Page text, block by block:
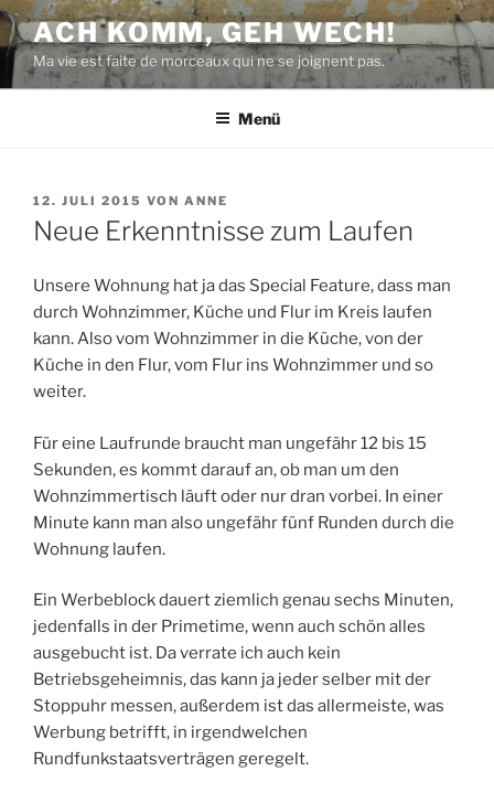
Zum
Inhalt
springen
ACH KOMM, GEH WECH!
Ma vie est faite de morceaux qui ne se joignent pas.
Menü
VERÖFFENTLICHT
AM
12. JULI 2015 VON ANNE
Neue Erkenntnisse zum Laufen
Unsere Wohnung hat ja das Special Feature, dass man
durch Wohnzimmer, Küche und Flur im Kreis laufen
kann. Also vom Wohnzimmer in die Küche, von der
Küche in den Flur, vom Flur ins Wohnzimmer und so
weiter.
Für eine Laufrunde braucht man ungefähr 12 bis 15
Sekunden, es kommt darauf an, ob man um den
Wohnzimmertisch läuft oder nur dran vorbei. In einer
Minute kann man also ungefähr fünf Runden durch die
Wohnung laufen.
Ein Werbeblock dauert ziemlich genau sechs Minuten,
jedenfalls in der Primetime, wenn auch schön alles
ausgebucht ist. Da verrate ich auch kein
Betriebsgeheimnis, das kann ja jeder selber mit der
Stoppuhr messen, außerdem ist das allermeiste, was
Werbung betrifft, in irgendwelchen
Rundfunkstaatsverträgen geregelt.